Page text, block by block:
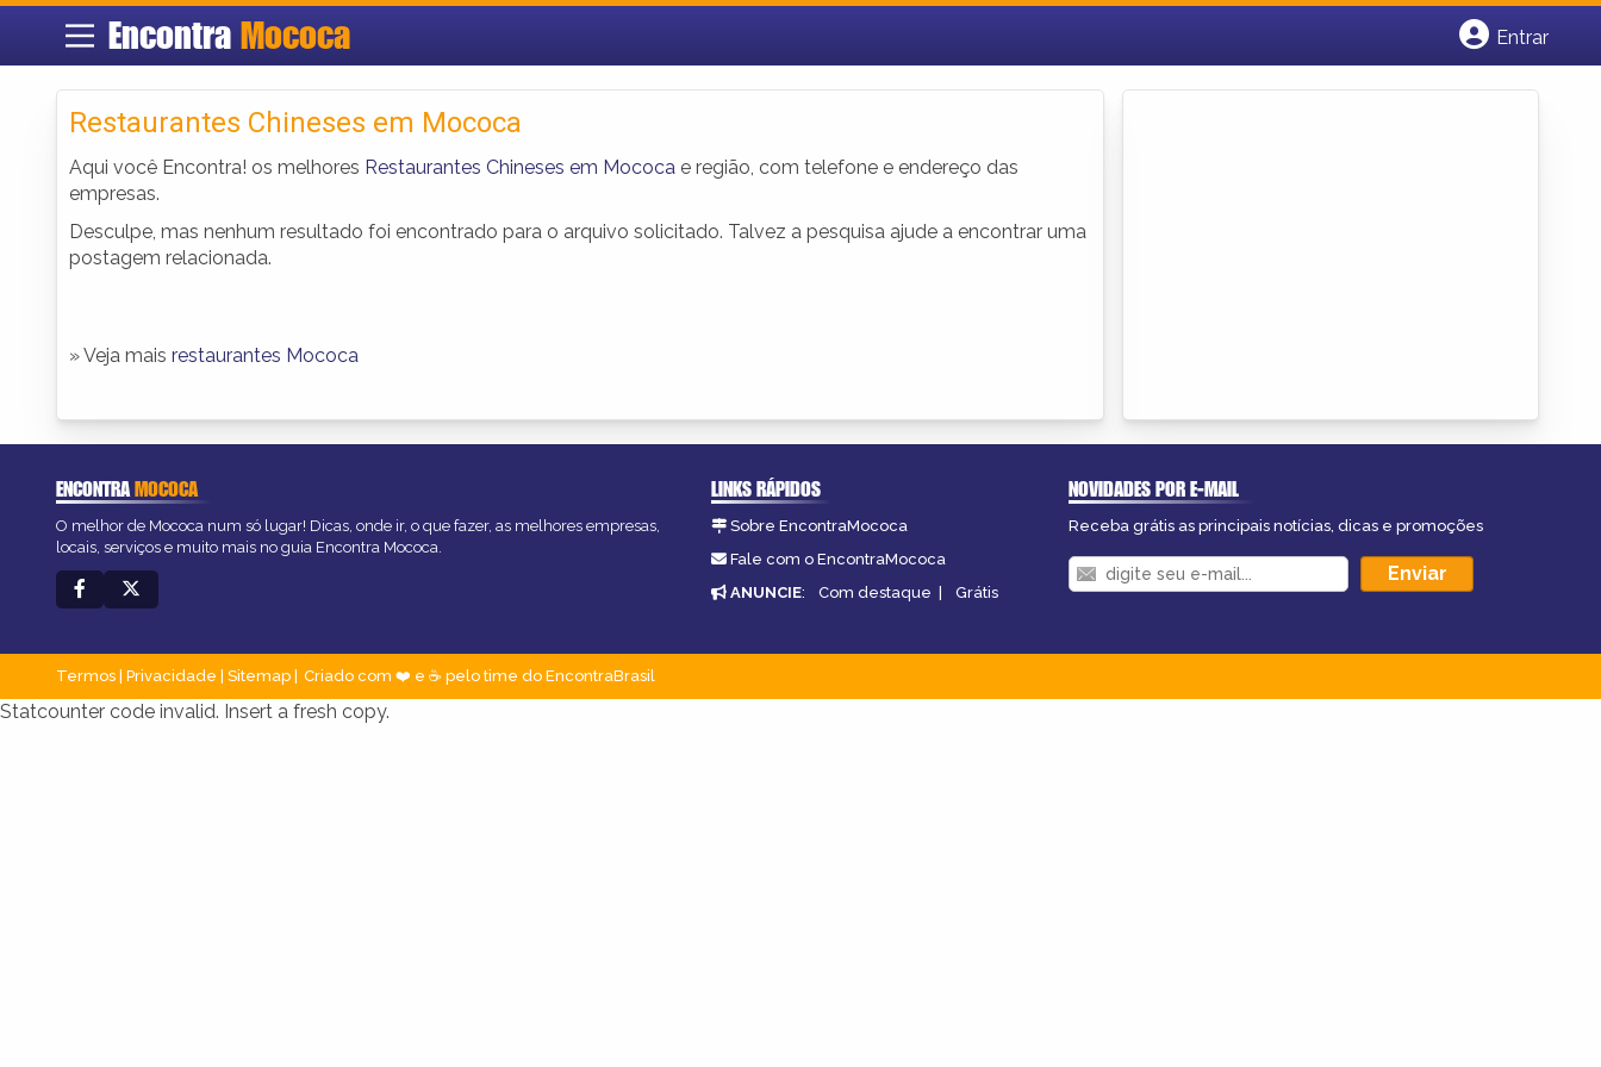
Encontra Mococa
Entrar
Restaurantes Chineses em Mococa
Aqui você Encontra! os melhores Restaurantes Chineses em Mococa e região, com telefone e endereço das
empresas.
Desculpe, mas nenhum resultado foi encontrado para o arquivo solicitado. Talvez a pesquisa ajude a encontrar uma
postagem relacionada.
» Veja mais restaurantes Mococa
ENCONTRAMOCOCA
O melhor de Mococa num só lugar! Dicas, onde ir, o que fazer, as melhores empresas,
locais, serviços e muito mais no guia Encontra Mococa.
LINKS RÁPIDOS
Sobre EncontraMococa
Fale com o EncontraMococa
ANUNCIE: Com destaque | Grátis
NOVIDADES POR E-MAIL
Receba grátis as principais notícias, dicas e promoções
Termos Privacidade Sitemap Criado com ❤️ e ☕ pelo time do EncontraBrasil
Statcounter code invalid. Insert a fresh copy.